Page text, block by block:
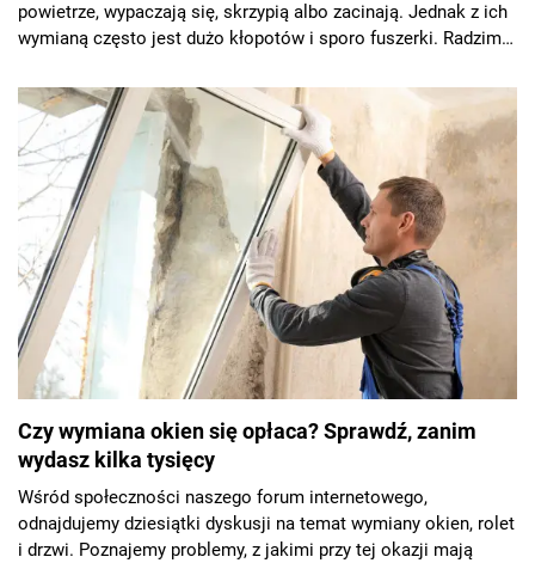
powietrze, wypaczają się, skrzypią albo zacinają. Jednak z ich
wymianą często jest dużo kłopotów i sporo fuszerki. Radzimy,
rozwiązać problemy.
Czy wymiana okien się opłaca? Sprawdź, zanim
wydasz kilka tysięcy
Wśród społeczności naszego forum internetowego,
odnajdujemy dziesiątki dyskusji na temat wymiany okien, rolet
i drzwi. Poznajemy problemy, z jakimi przy tej okazji mają